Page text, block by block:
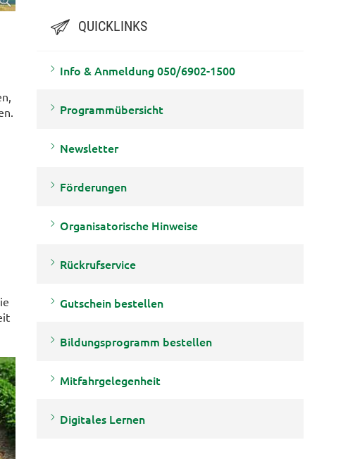
QUICKLINKS
Info & Anmeldung 050/6902-1500
Programmübersicht
Newsletter
Förderungen
Organisatorische Hinweise
Rückrufservice
Gutschein bestellen
Bildungsprogramm bestellen
Mitfahrgelegenheit
Digitales Lernen